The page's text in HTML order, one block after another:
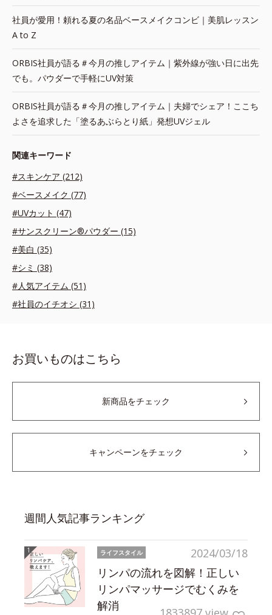
社員が愛用！頼れる夏の名品ベースメイクコンビ｜美肌レッスン
A to Z
ORBIS社員が語る＃今月の推しアイテム｜紫外線が強い日に出先
でも。パウダーで手軽にUV対策
ORBIS社員が語る＃今月の推しアイテム｜夫婦でシェア！ここち
よさを追求した「塗るあぶらとり紙」発想UVジェル
関連キーワード
#スキンケア (212)
#ベースメイク (77)
#UVカット (47)
#サンスクリーン®パウダー (15)
#美白 (35)
#シミ (38)
#人気アイテム (51)
#社員のイチオシ (31)
お買いものはこちら
新商品をチェック
キャンペーンをチェック
週間人気記事ランキング
2024/03/18
ライフスタイル
リンパの流れを図解！正しい
リンパマッサージでむくみを
解消